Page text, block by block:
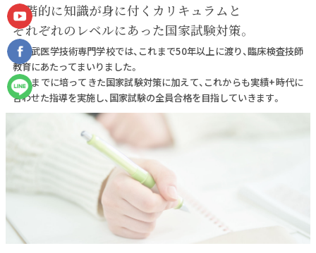
段階的に知識が身に付くカリキュラムと
それぞれのレベルにあった国家試験対策。
旧東武医学技術専門学校では、これまで50年以上に渡り、臨床検査技師
教育にあたってまいりました。
これまでに培ってきた国家試験対策に加えて、これからも実績+時代に
合わせた指導を実施し、国家試験の全員合格を目指していきます。